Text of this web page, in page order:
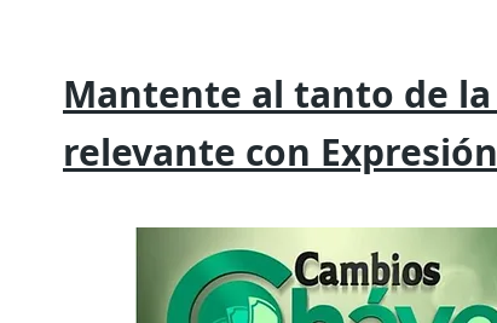
Mantente al tanto de la
relevante con Expresión